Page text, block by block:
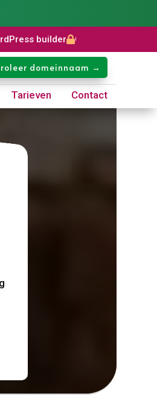
Gratis SSL certificaat
domeinnaam →
Tarieven Contact